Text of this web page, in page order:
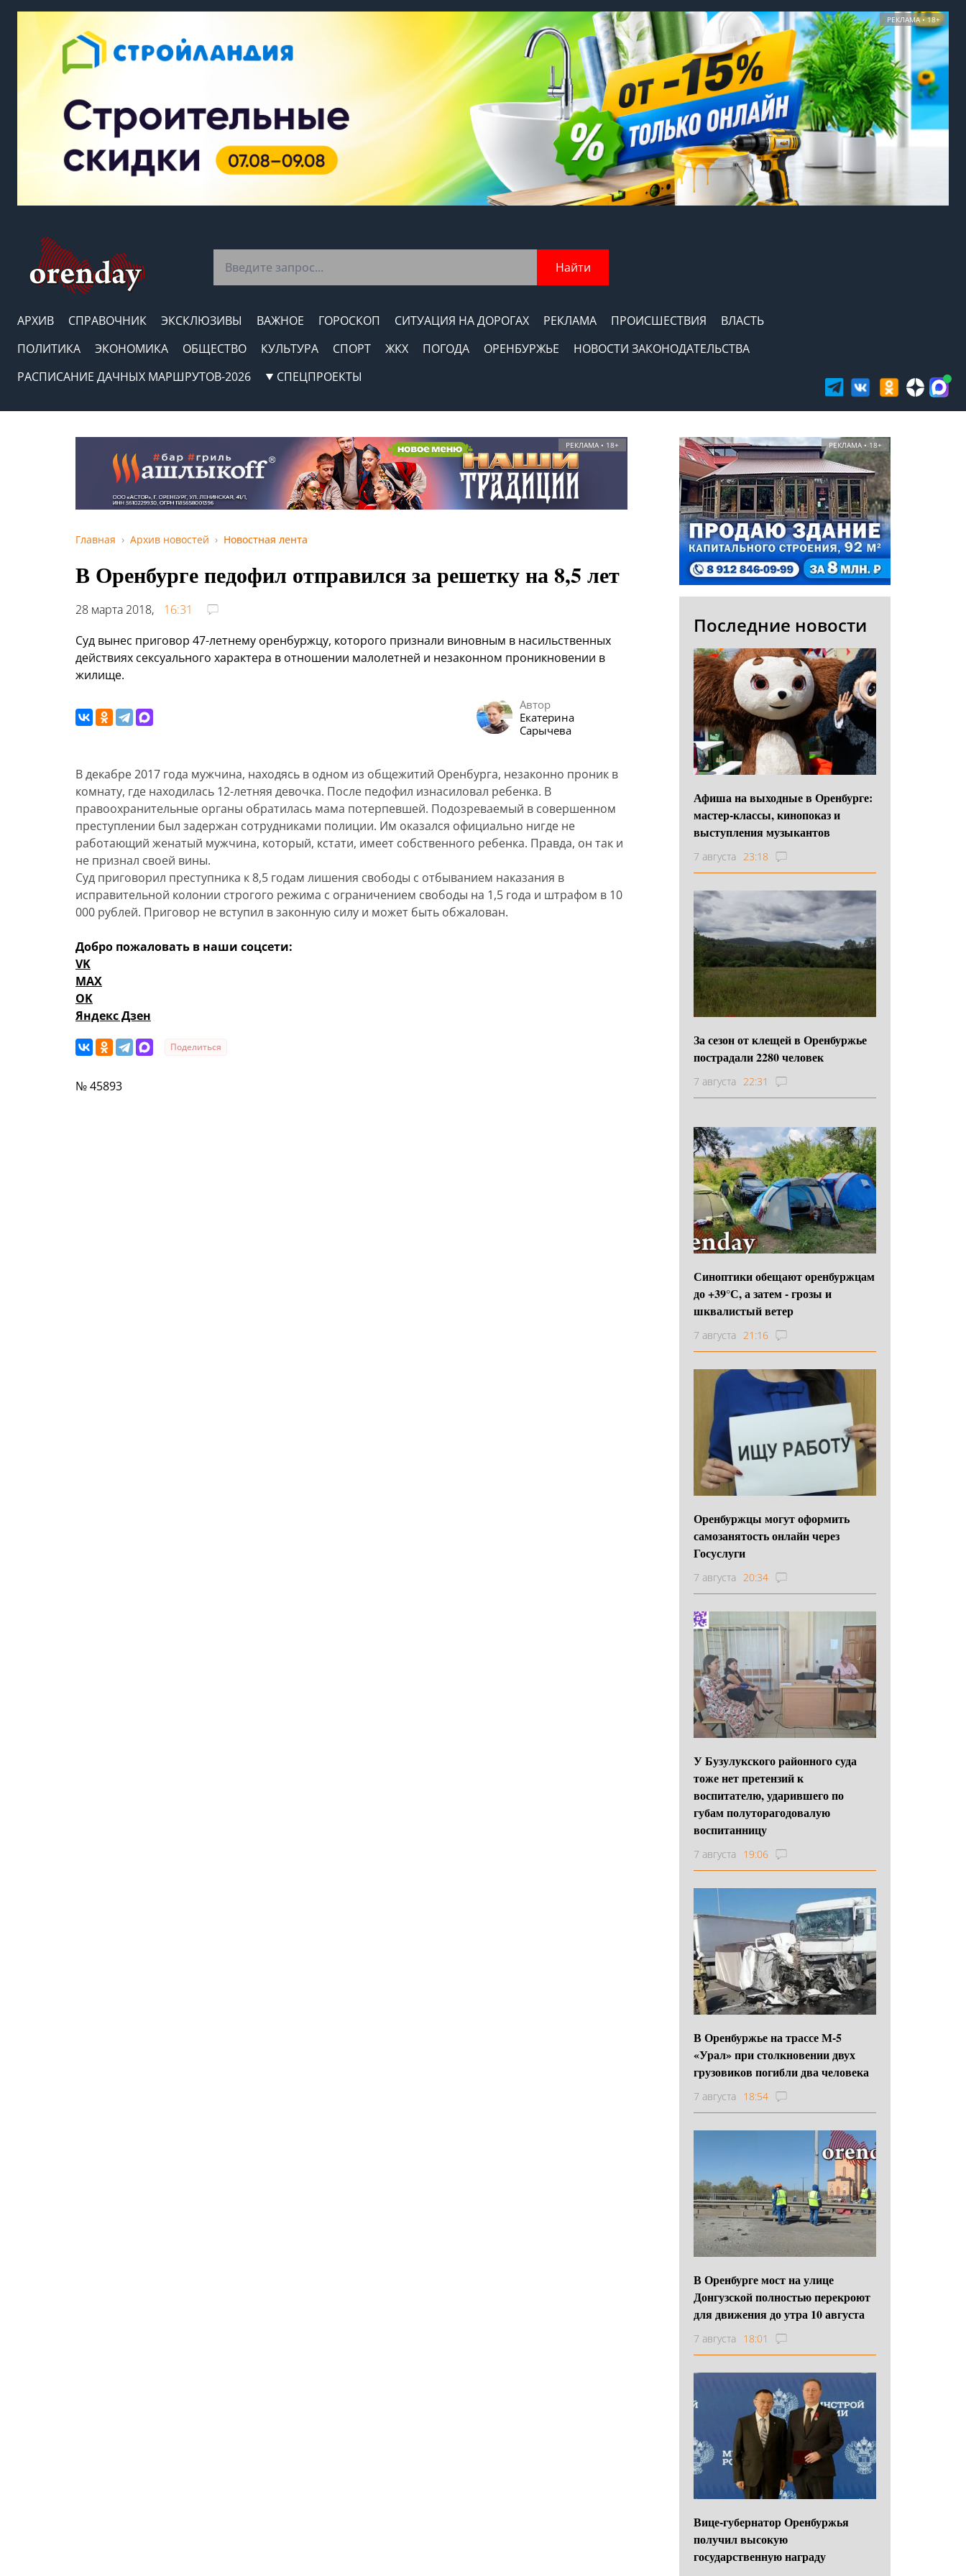
РЕКЛАМА • 18+
Найти
АРХИВ СПРАВОЧНИК ЭКСКЛЮЗИВЫ ВАЖНОЕ ГОРОСКОП СИТУАЦИЯ НА ДОРОГАХ РЕКЛАМА ПРОИСШЕСТВИЯ
ВЛАСТЬ
ПОЛИТИКА
ЭКОНОМИКА ОБЩЕСТВО КУЛЬТУРА СПОРТ ЖКХ ПОГОДА ОРЕНБУРЖЬЕ
НОВОСТИ ЗАКОНОДАТЕЛЬСТВА
РАСПИСАНИЕ ДАЧНЫХ МАРШРУТОВ-2026
СПЕЦПРОЕКТЫ
РЕКЛАМА • 18+
Главная Архив новостей Новостная лента
В Оренбурге педофил отправился за решетку на 8,5 лет
28 марта 2018,
16:31
Суд вынес приговор 47-летнему оренбуржцу, которого признали виновным в насильственных
действиях сексуального характера в отношении малолетней и незаконном проникновении в
жилище.
Автор
Екатерина
Сарычева
В декабре 2017 года мужчина, находясь в одном из общежитий Оренбурга, незаконно проник в
комнату, где находилась 12-летняя девочка. После педофил изнасиловал ребенка. В
правоохранительные органы обратилась мама потерпевшей. Подозреваемый в совершенном
преступлении был задержан сотрудниками полиции. Им оказался официально нигде не
работающий женатый мужчина, который, кстати, имеет собственного ребенка. Правда, он так и
не признал своей вины.
Суд приговорил преступника к 8,5 годам лишения свободы с отбыванием наказания в
исправительной колонии строгого режима с ограничением свободы на 1,5 года и штрафом в 10
000 рублей. Приговор не вступил в законную силу и может быть обжалован.
Добро пожаловать в наши соцсети:
VK
MAX
OK
Яндекс Дзен
Поделиться
№ 45893
РЕКЛАМА • 18+
Последние новости
Афиша на выходные в Оренбурге:
мастер-классы, кинопоказ и
выступления музыкантов
7 августа 23:18
За сезон от клещей в Оренбуржье
пострадали 2280 человек
7 августа 22:31
Синоптики обещают оренбуржцам
до +39°С, а затем - грозы и
шквалистый ветер
7 августа 21:16
Оренбуржцы могут оформить
самозанятость онлайн через
Госуслуги
7 августа 20:34
У Бузулукского районного суда
тоже нет претензий к
воспитателю, ударившего по
губам полуторагодовалую
воспитанницу
7 августа 19:06
В Оренбуржье на трассе М-5
«Урал» при столкновении двух
грузовиков погибли два человека
7 августа 18:54
В Оренбурге мост на улице
Донгузской полностью перекроют
для движения до утра 10 августа
7 августа 18:01
Вице-губернатор Оренбуржья
получил высокую
государственную награду